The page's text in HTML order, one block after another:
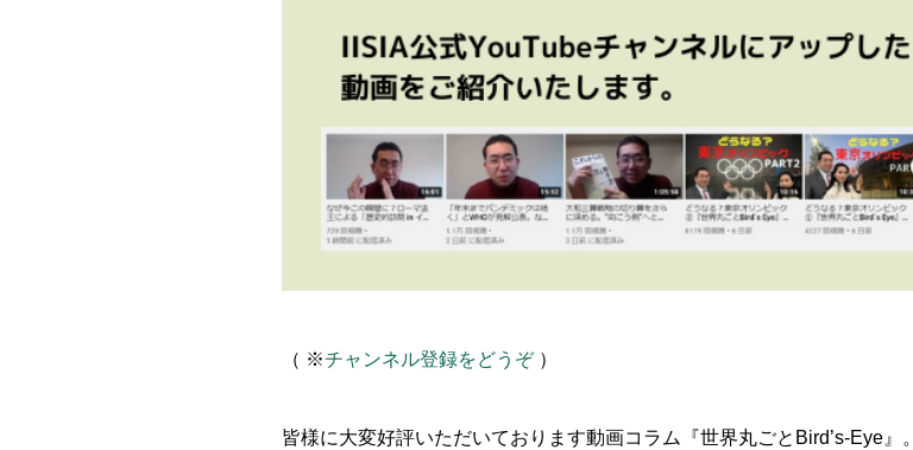
（ ※チャンネル登録をどうぞ​ ）
皆様に大変好評いただいております動画コラム『世界丸ごとBird’s-Eye』。